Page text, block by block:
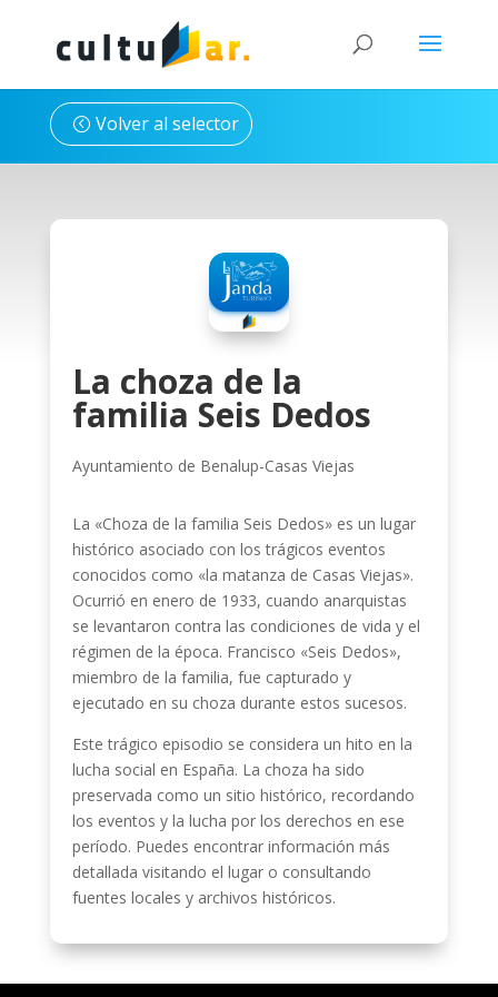
Volver al selector
La choza de la
familia Seis Dedos
Ayuntamiento de Benalup-Casas Viejas
La «Choza de la familia Seis Dedos» es un lugar
histórico asociado con los trágicos eventos
conocidos como «la matanza de Casas Viejas».
Ocurrió en enero de 1933, cuando anarquistas
se levantaron contra las condiciones de vida y el
régimen de la época. Francisco «Seis Dedos»,
miembro de la familia, fue capturado y
ejecutado en su choza durante estos sucesos.
Este trágico episodio se considera un hito en la
lucha social en España. La choza ha sido
preservada como un sitio histórico, recordando
los eventos y la lucha por los derechos en ese
período. Puedes encontrar información más
detallada visitando el lugar o consultando
fuentes locales y archivos históricos.